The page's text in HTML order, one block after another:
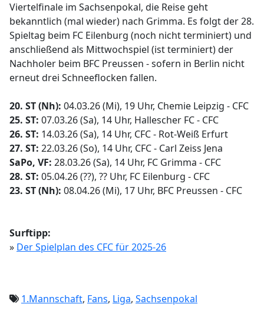
Viertelfinale im Sachsenpokal, die Reise geht
bekanntlich (mal wieder) nach Grimma. Es folgt der 28.
Spieltag beim FC Eilenburg (noch nicht terminiert) und
anschließend als Mittwochspiel (ist terminiert) der
Nachholer beim BFC Preussen - sofern in Berlin nicht
erneut drei Schneeflocken fallen.
20. ST (Nh): 04.03.26 (Mi), 19 Uhr, Chemie Leipzig - CFC
25. ST: 07.03.26 (Sa), 14 Uhr, Hallescher FC - CFC
26. ST: 14.03.26 (Sa), 14 Uhr, CFC - Rot-Weiß Erfurt
27. ST: 22.03.26 (So), 14 Uhr, CFC - Carl Zeiss Jena
SaPo, VF: 28.03.26 (Sa), 14 Uhr, FC Grimma - CFC
28. ST: 05.04.26 (??), ?? Uhr, FC Eilenburg - CFC
23. ST (Nh): 08.04.26 (Mi), 17 Uhr, BFC Preussen - CFC
Surftipp:
» Der Spielplan des CFC für 2025-26
1.Mannschaft, Fans, Liga, Sachsenpokal